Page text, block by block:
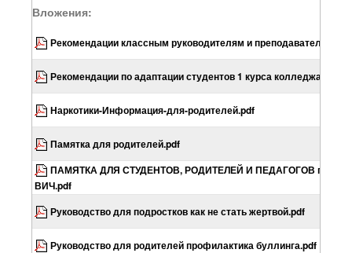
Вложения:
Рекомендации классным руководителям и преподавателям
Рекомендации по адаптации студентов 1 курса колледжа
Наркотики-Информация-для-родителей.pdf
Памятка для родителей.pdf
ПАМЯТКА ДЛЯ СТУДЕНТОВ, РОДИТЕЛЕЙ И ПЕДАГОГОВ по
ВИЧ.pdf
Руководство для подростков как не стать жертвой.pdf
Руководство для родителей профилактика буллинга.pdf